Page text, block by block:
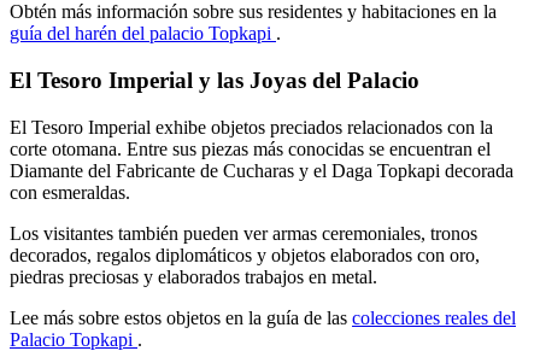
Obtén más información sobre sus residentes y habitaciones en la
guía del harén del palacio Topkapi .
El Tesoro Imperial y las Joyas del Palacio
El Tesoro Imperial exhibe objetos preciados relacionados con la
corte otomana. Entre sus piezas más conocidas se encuentran el
Diamante del Fabricante de Cucharas y el Daga Topkapi decorada
con esmeraldas.
Los visitantes también pueden ver armas ceremoniales, tronos
decorados, regalos diplomáticos y objetos elaborados con oro,
piedras preciosas y elaborados trabajos en metal.
Lee más sobre estos objetos en la guía de las colecciones reales del
Palacio Topkapi .